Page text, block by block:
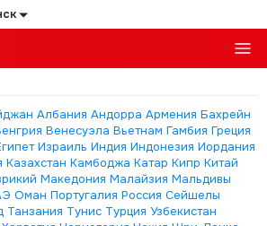
Албания Андорра Армения Бахрейн
Венесуэла Вьетнам Гамбия Греция
Израиль Индия Индонезия Иордания
Казахстан Камбоджа Катар Кипр Китай
Македония Малайзия Мальдивы
Оман Португалия Россия Сейшелы
Танзания Тунис Турция Узбекистан